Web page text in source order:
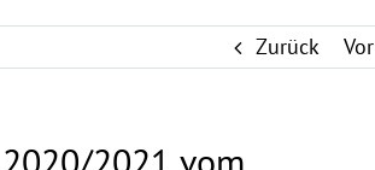
Zurück Vor